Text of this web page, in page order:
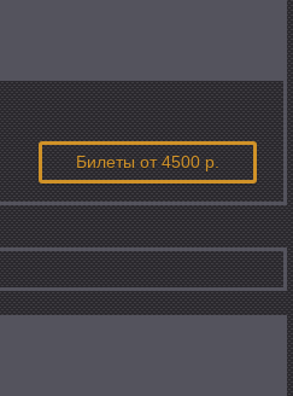
Билеты от 4500 р.